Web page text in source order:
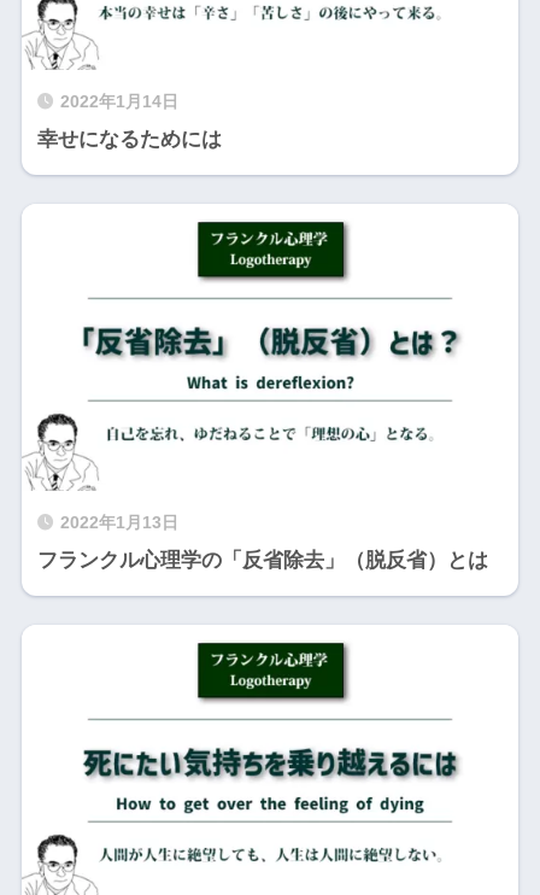
2022年1月14日
幸せになるためには
2022年1月13日
フランクル心理学の「反省除去」（脱反省）とは